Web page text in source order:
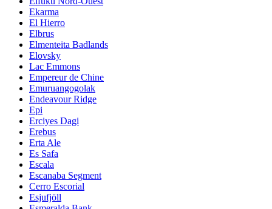
Ekarma
El Hierro
Elbrus
Elmenteita Badlands
Elovsky
Lac Emmons
Empereur de Chine
Emuruangogolak
Endeavour Ridge
Epi
Erciyes Dagi
Erebus
Erta Ale
Es Safa
Escala
Escanaba Segment
Cerro Escorial
Esjufjöll